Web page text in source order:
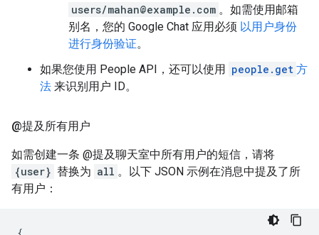
users/mahan@example.com 。如需使用邮箱
别名，您的 Google Chat 应用必须 以用户身份
进行身份验证。
如果您使用 People API，还可以使用 people.get 方
法 来识别用户 ID。
@提及所有用户
如需创建一条 @提及聊天室中所有用户的短信，请将
{user} 替换为 all 。以下 JSON 示例在消息中提及了所
有用户：